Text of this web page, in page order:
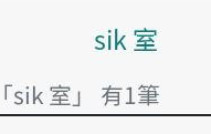
主內容區
sik 室
sik 室」 有1筆